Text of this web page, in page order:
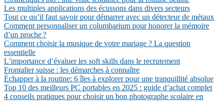
Les multiples applications des écussons dans divers secteurs
Tout ce qu’il faut savoir pour démarrer avec un détecteur de métaux
Comment personnaliser un columbarium pour honorer la mémoire
d’un proche ?
Comment choisir la musique de votre mariage ? La question
essentielle
L’importance d’évaluer les soft skills dans le recrutement
Frontalier suisse : les démarches à connaître
Échapper à la routine: 6 îles à explorer pour une tranquillité absolue
Top 10 des meilleurs PC portables en 2025 : guide d’achat complet
4 conseils pratiques pour choisir un bon photographe scolaire en